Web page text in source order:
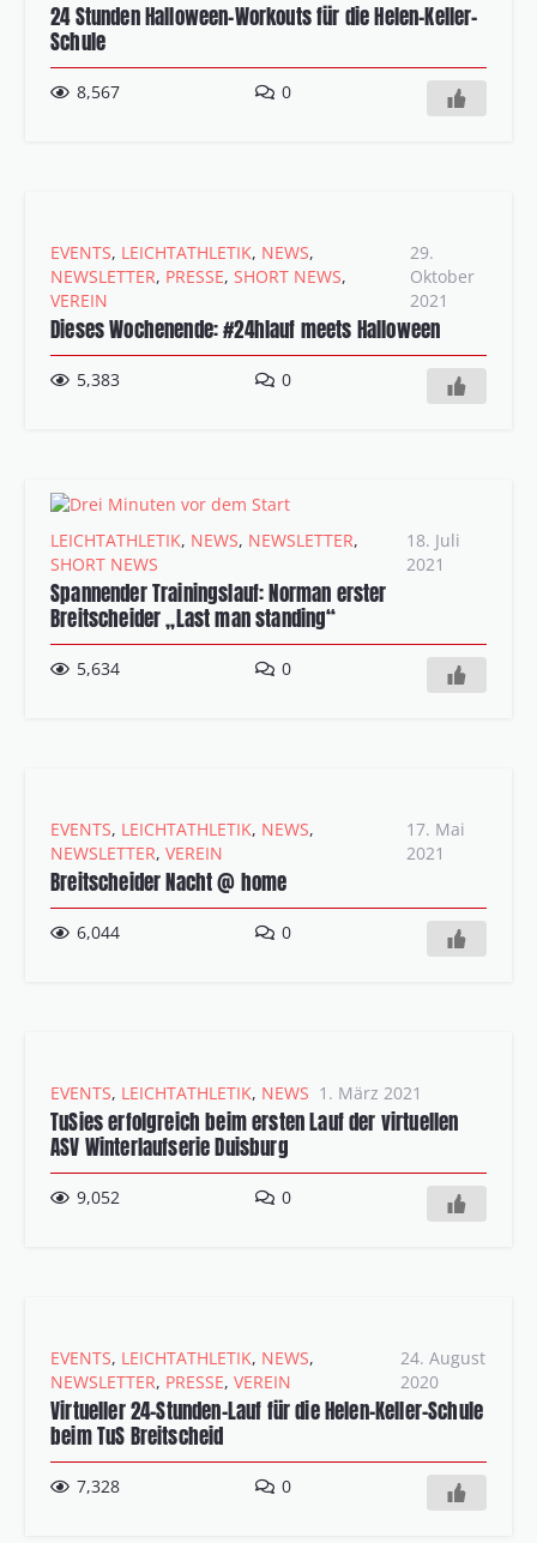
24 Stunden Halloween-Workouts für die Helen-Keller-
Schule
8,567 0
EVENTS, LEICHTATHLETIK, NEWS,
NEWSLETTER, PRESSE, SHORT NEWS,
VEREIN
29.
Oktober
2021
Dieses Wochenende: #24hlauf meets Halloween
5,383 0
LEICHTATHLETIK, NEWS, NEWSLETTER,
SHORT NEWS
18. Juli
2021
Spannender Trainingslauf: Norman erster
Breitscheider „Last man standing“
5,634 0
EVENTS, LEICHTATHLETIK, NEWS,
NEWSLETTER, VEREIN
17. Mai
2021
Breitscheider Nacht @ home
6,044 0
EVENTS, LEICHTATHLETIK, NEWS 1. März 2021
TuSies erfolgreich beim ersten Lauf der virtuellen
ASV Winterlaufserie Duisburg
9,052 0
EVENTS, LEICHTATHLETIK, NEWS,
NEWSLETTER, PRESSE, VEREIN
24. August
2020
Virtueller 24-Stunden-Lauf für die Helen-Keller-Schule
beim TuS Breitscheid
7,328 0